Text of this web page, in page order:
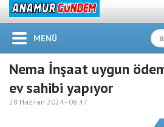
MENÜ
Nema İnşaat uygun
ev sahibi yapıyor
28 Haziran 2024 - 08:47